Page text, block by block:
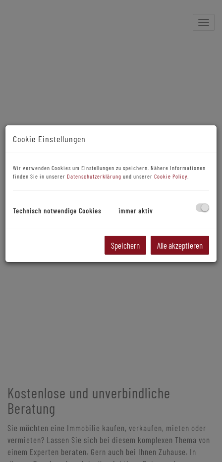
Kostenlose und unverbindliche
Beratung
Sie möchten eine Immobilie kaufen, verkaufen, mieten oder
vermieten? Lassen Sie sich bei diesem komplexen Thema von
einem Experten beraten. Gern auch bei Ihnen Zuhause. In
Cookie Einstellungen
Wir verwenden Cookies um Einstellungen zu speichern. Nähere Informationen
finden Sie in unserer Datenschutzerklärung und unserer Cookie Policy
Technisch notwendige Cookies immer aktiv
Speichern Alle akzeptieren